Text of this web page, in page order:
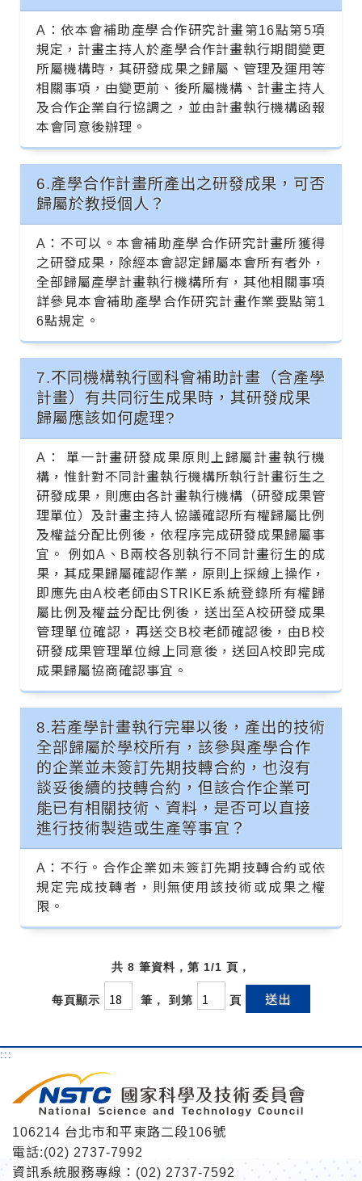
A：依本會補助產學合作研究計畫第16點第5項
規定，計畫主持人於產學合作計畫執行期間變更
所屬機構時，其研發成果之歸屬、管理及運用等
相關事項，由變更前、後所屬機構、計畫主持人
及合作企業自行協調之，並由計畫執行機構函報
本會同意後辦理。
6.產學合作計畫所產出之研發成果，可否
歸屬於教授個人？
A：不可以。本會補助產學合作研究計畫所獲得
之研發成果，除經本會認定歸屬本會所有者外，
全部歸屬產學計畫執行機構所有，其他相關事項
詳參見本會補助產學合作研究計畫作業要點第1
6點規定。
7.不同機構執行國科會補助計畫（含產學
計畫）有共同衍生成果時，其研發成果
歸屬應該如何處理?
A： 單一計畫研發成果原則上歸屬計畫執行機
構，惟針對不同計畫執行機構所執行計畫衍生之
研發成果，則應由各計畫執行機構（研發成果管
理單位）及計畫主持人協議確認所有權歸屬比例
及權益分配比例後，依程序完成研發成果歸屬事
宜。 例如A、B兩校各別執行不同計畫衍生的成
果，其成果歸屬確認作業，原則上採線上操作，
即應先由A校老師由STRIKE系統登錄所有權歸
屬比例及權益分配比例後，送出至A校研發成果
管理單位確認，再送交B校老師確認後，由B校
研發成果管理單位線上同意後，送回A校即完成
成果歸屬協商確認事宜。
8.若產學計畫執行完畢以後，產出的技術
全部歸屬於學校所有，該參與產學合作
的企業並未簽訂先期技轉合約，也沒有
談妥後續的技轉合約，但該合作企業可
能已有相關技術、資料，是否可以直接
進行技術製造或生產等事宜？
A：不行。合作企業如未簽訂先期技轉合約或依
規定完成技轉者，則無使用該技術或成果之權
限。
共 8 筆資料，第 1/1 頁，
每頁顯示 筆， 到第 頁 送出
:::
106214 台北市和平東路二段106號
電話:(02) 2737-7992
資訊系統服務專線：(02) 2737-7592